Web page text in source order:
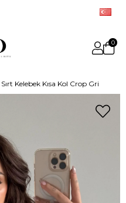
0
Sırt Kelebek Kısa Kol Crop Gri